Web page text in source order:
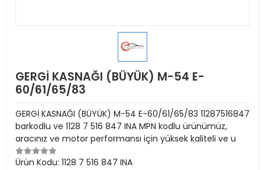
GERGİ KASNAĞI (BÜYÜK) M-54 E-
60/61/65/83
GERGİ KASNAĞI (BÜYÜK) M-54 E-60/61/65/83 11287516847
barkodlu ve 1128 7 516 847 INA MPN kodlu ürünümüz,
aracınız ve motor performansı için yüksek kaliteli ve u
Ürün Kodu: 1128 7 516 847 INA